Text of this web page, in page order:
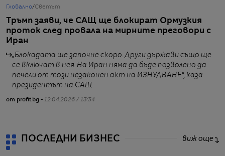
Глобално/Светът
Тръмп заяви, че САЩ ще блокират Ормузкия
проток след провала на мирните преговори с
Иран
„Блокадата ще започне скоро. Други държави също ще
се включат в нея. На Иран няма да бъде позволено да
печели от този незаконен акт на ИЗНУДВАНЕ“, каза
президентът на САЩ
от profit.bg - 12.04.2026 / 13:34
ПОСЛЕДНИ БИЗНЕС виж още